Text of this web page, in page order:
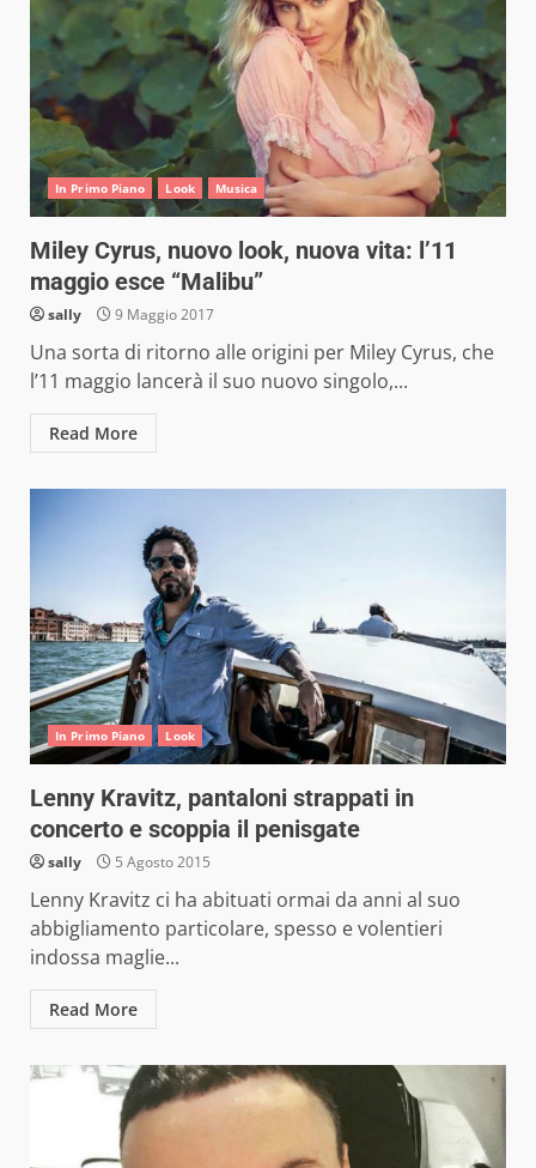
In Primo Piano Look Musica
Miley Cyrus, nuovo look, nuova vita: l’11
maggio esce “Malibu”
sally 9 Maggio 2017
Una sorta di ritorno alle origini per Miley Cyrus, che
l’11 maggio lancerà il suo nuovo singolo,...
Read More
In Primo Piano Look
Lenny Kravitz, pantaloni strappati in
concerto e scoppia il penisgate
sally 5 Agosto 2015
Lenny Kravitz ci ha abituati ormai da anni al suo
abbigliamento particolare, spesso e volentieri
indossa maglie...
Read More